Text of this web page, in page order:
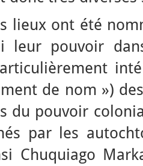
lieux ont été
leur pouvoir
de nom »)
du pouvoir
par les
Chuquiago